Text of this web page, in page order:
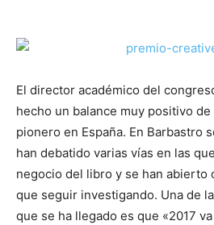
El director académico del
hecho un balance muy positivo
pionero en España. En Barbastro
han debatido varias vías en las
negocio del libro y se han abierto
que seguir investigando. Una de
que se ha llegado es que «2017